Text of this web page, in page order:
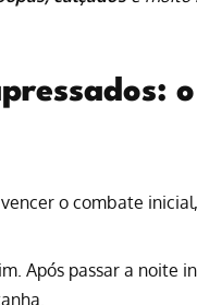
o combate
Após passar a noite